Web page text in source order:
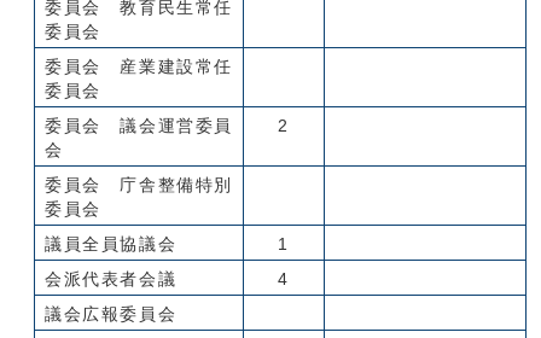
委員会 教育民生常任
委員会
委員会 産業建設常任
委員会
委員会 議会運営委員
会
2
委員会 庁舎整備特別
委員会
議員全員協議会
1
会派代表者会議
4
議会広報委員会